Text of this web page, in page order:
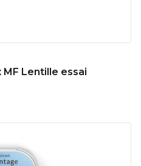
MF Lentille essai